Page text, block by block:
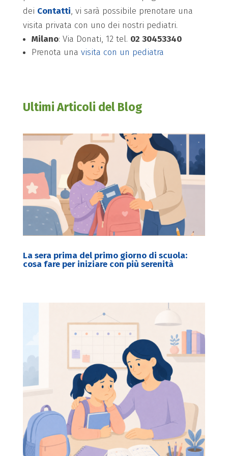
dei Contatti, vi sarà possibile prenotare una
visita privata con uno dei nostri pediatri.
Milano: Via Donati, 12 tel. 02 30453340
Prenota una visita con un pediatra
Ultimi Articoli del Blog
La sera prima del primo giorno di scuola:
cosa fare per iniziare con più serenità